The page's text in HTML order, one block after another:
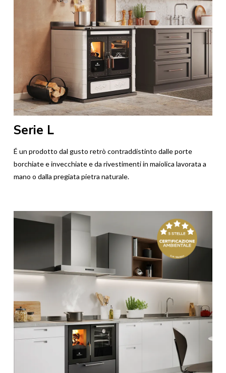
Serie L
É un prodotto dal gusto retrò contraddistinto dalle porte
borchiate e invecchiate e da rivestimenti in maiolica lavorata a
mano o dalla pregiata pietra naturale.